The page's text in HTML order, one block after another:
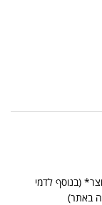
בתוספת של 35 שח למוצר* (בנוסף לדמי
באתר)